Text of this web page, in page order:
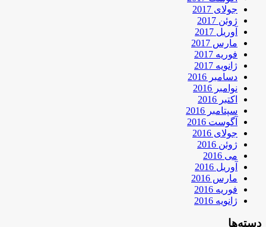
جولای 2017
ژوئن 2017
آوریل 2017
مارس 2017
فوریه 2017
ژانویه 2017
دسامبر 2016
نوامبر 2016
اکتبر 2016
سپتامبر 2016
آگوست 2016
جولای 2016
ژوئن 2016
می 2016
آوریل 2016
مارس 2016
فوریه 2016
ژانویه 2016
دسته‌ها